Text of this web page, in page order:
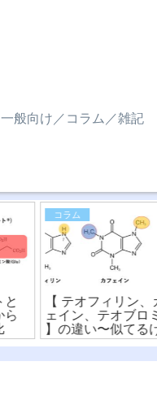
一般向け／コラム／雑記
コラム
【 テオフィリン、カフ
ェイン、テオブロミン
】の違い〜似てるけど
違う？！化学構造式の